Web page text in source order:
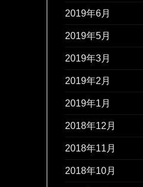
2019年6月
2019年5月
2019年3月
2019年2月
2019年1月
2018年12月
2018年11月
2018年10月